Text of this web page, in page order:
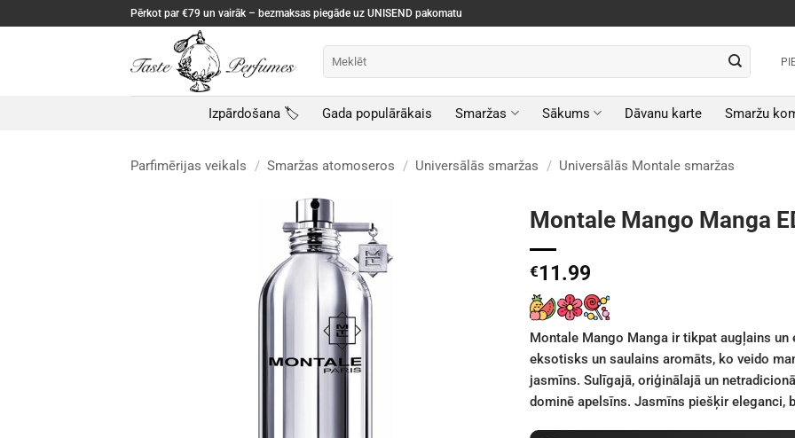
to
Pērkot par €79 un vairāk – bezmaksas piegāde uz UNISEND pakomatu
Izpārdošana 🏷️ Gada populārākais Smaržas Sākums Dāvanu karte Smaržu
Parfimērijas veikals / Smaržas atomoseros / Universālās smaržas / Universālās Montale smaržas
Montale Mango Manga
€11.99
Montale Mango Manga ir tikpat augļains
eksotisks un saulains aromāts, ko veido
jasmīns. Sulīgajā, oriģinālajā un
dominē apelsīns. Jasmīns piešķir eleganci,